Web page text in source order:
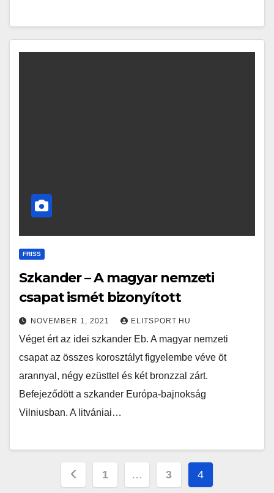
FRISS
Szkander – A magyar nemzeti
csapat ismét bizonyított
NOVEMBER 1, 2021 ELITSPORT.HU
Véget ért az idei szkander Eb. A magyar nemzeti
csapat az összes korosztályt figyelembe véve öt
arannyal, négy ezüsttel és két bronzzal zárt.
Befejeződött a szkander Európa-bajnokság
Vilniusban. A litvániai…
Bejegyzések
1 … 3 4